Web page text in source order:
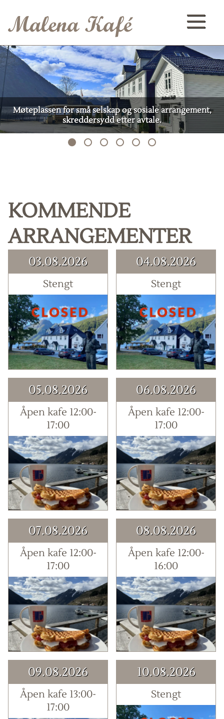
Vi tar også imot bestillinger på overnatting på
www.borks.no, for hytter ved Sognefjorden og i
Vadheim.
KOMMENDE
ARRANGEMENTER
03.08.2026
Stengt
04.08.2026
Stengt
05.08.2026
Åpen kafe 12:00-
17:00
06.08.2026
Åpen kafe 12:00-
17:00
07.08.2026
Åpen kafe 12:00-
17:00
08.08.2026
Åpen kafe 12:00-
16:00
09.08.2026
Åpen kafe 13:00-
17:00
10.08.2026
Stengt